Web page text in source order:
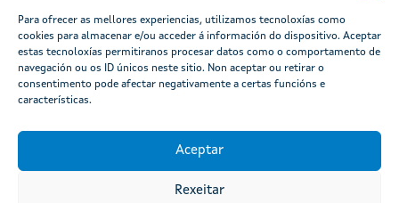
Para ofrecer as mellores experiencias, utilizamos tecnoloxías como
cookies para almacenar e/ou acceder á información do dispositivo. Aceptar
estas tecnoloxías permitiranos procesar datos como o comportamento de
navegación ou os ID únicos neste sitio. Non aceptar ou retirar o
consentimento pode afectar negativamente a certas funcións e
características.
Aceptar
Rexeitar
Atención á cidadanía